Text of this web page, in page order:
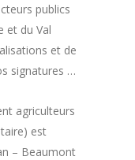
publics
et du Val
et de
signatures …
agriculteurs
est
– Beaumont